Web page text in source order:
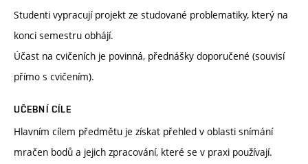
Studenti vypracují projekt ze studované problematiky, který na
konci semestru obhájí.
Účast na cvičeních je povinná, přednášky doporučené (souvisí
přímo s cvičením).
UČEBNÍ CÍLE
Hlavním cílem předmětu je získat přehled v oblasti snímání
mračen bodů a jejich zpracování, které se v praxi používají.